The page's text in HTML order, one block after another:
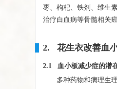
枣、枸杞、铁剂、维生
治疗白血病等骨髓相关
2. 花生衣改善血
2.1 血小板减少症的潜
多种药物和病理生